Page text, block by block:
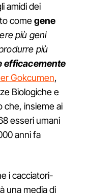
amidi dei
comegene
più geni
più
efficacemente
Gokcumen,
Biologiche e
che, insieme ai
esseri umani
anni fa
i cacciatori-
una media di